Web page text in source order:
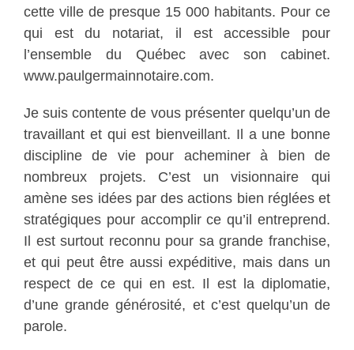
cette ville de presque 15 000 habitants. Pour ce
qui est du notariat, il est accessible pour
l’ensemble du Québec avec son cabinet.
www.paulgermainnotaire.com.
Je suis contente de vous présenter quelqu’un de
travaillant et qui est bienveillant. Il a une bonne
discipline de vie pour acheminer à bien de
nombreux projets. C’est un visionnaire qui
amène ses idées par des actions bien réglées et
stratégiques pour accomplir ce qu’il entreprend.
Il est surtout reconnu pour sa grande franchise,
et qui peut être aussi expéditive, mais dans un
respect de ce qui en est. Il est la diplomatie,
d’une grande générosité, et c’est quelqu’un de
parole.